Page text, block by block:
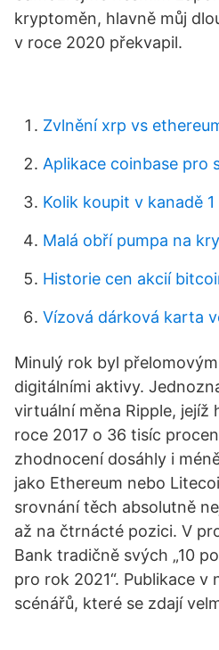
kryptoměn, hlavně můj
v roce 2020 překvapil.
Zvlnění xrp vs
Aplikace coinbase pro
Kolik koupit v kanadě
Malá obří pumpa na
Historie cen akcií
Vízová dárková karta
Minulý rok byl
digitálními aktivy.
virtuální měna Ripple,
roce 2017 o 36 tisíc
zhodnocení dosáhly i
jako Ethereum nebo
srovnání těch absolutně
až na čtrnácté pozici. V
Bank tradičně svých „10
pro rok 2021“. Publikace v
scénářů, které se zdají